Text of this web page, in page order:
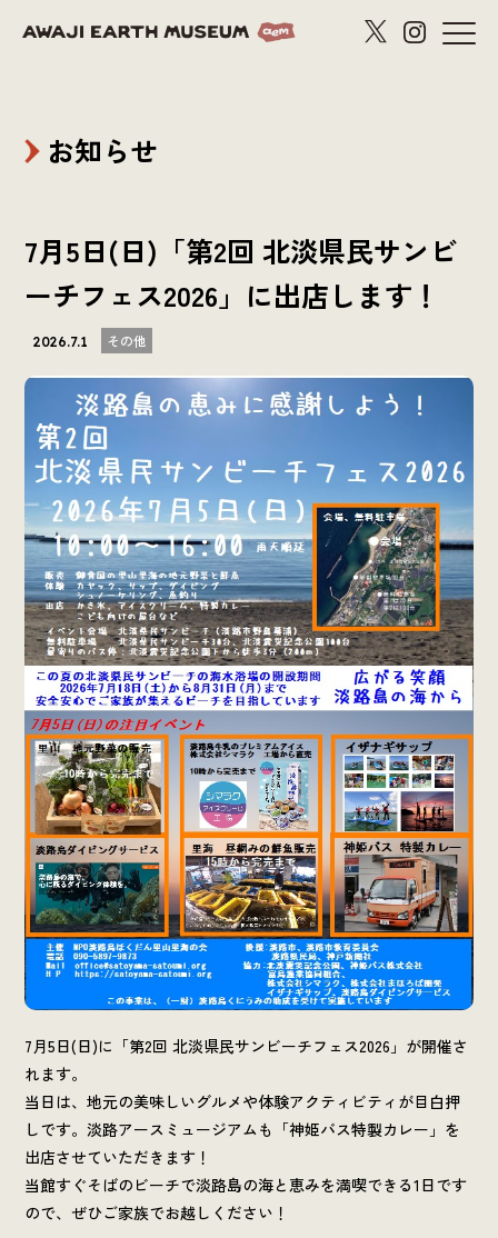
お知らせ
7月5日(日)「第2回 北淡県民サンビ
ーチフェス2026」に出店します！
2026.7.1 その他
7月5日(日)に「第2回 北淡県民サンビーチフェス2026」が開催さ
れます。
当日は、地元の美味しいグルメや体験アクティビティが目白押
しです。淡路アースミュージアムも「神姫バス特製カレー」を
出店させていただきます！
当館すぐそばのビーチで淡路島の海と恵みを満喫できる1日です
ので、ぜひご家族でお越しください！